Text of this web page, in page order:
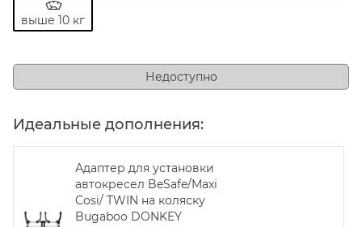
выше 10 кг
Недоступно
Идеальные дополнения:
Адаптер для установки
автокресел BeSafe/Maxi
Cosi/ TWIN на коляску
Bugaboo DONKEY